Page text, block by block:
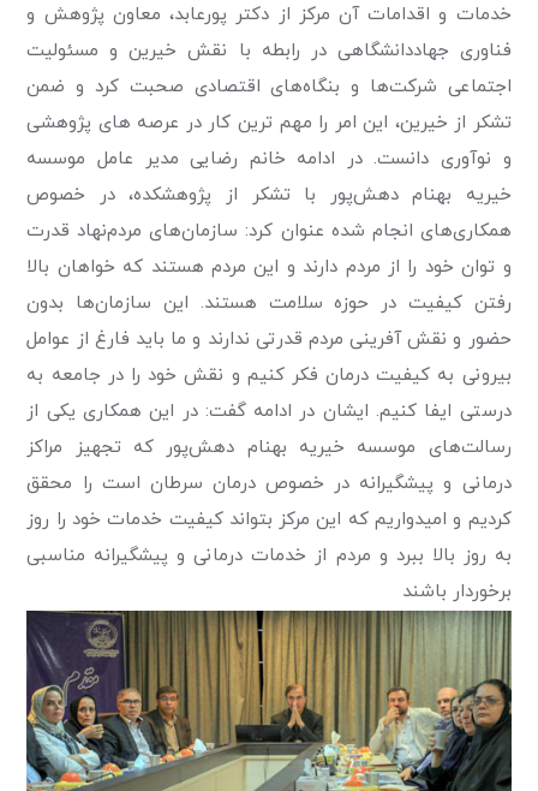
خدمات و اقدامات آن مرکز از دکتر پو‌رعابد، معاون پژوهش و
فناوری جهاددانشگاهی در رابطه با نقش خیرین و مسئولیت
اجتماعی شرکت‌ها و بنگاه‌های اقتصادی صحبت کرد و ضمن
تشکر از خیرین، این امر را مهم ترین کار در عرصه های پژوهشی
و نوآوری دانست. در ادامه خانم رضایی مدیر عامل موسسه
خیریه بهنام دهش‌پور با تشکر از پژوهشکده، در خصوص
همکاری‌های انجام شده عنوان کرد: سازمان‌های مردم‌نهاد قدرت
و توان خود را از مردم دارند و این مردم هستند که خواهان بالا
رفتن کیفیت در حوزه سلامت هستند. این سازمان‌ها بدون
حضور و نقش آفرینی مردم قدرتی ندارند و ما باید فارغ از عوامل
بیرونی به کیفیت درمان فکر کنیم و نقش خود را در جامعه به
درستی ایفا کنیم. ایشان در ادامه گفت: در این همکاری یکی از
رسالت‌های موسسه خیریه بهنام دهش‌پور که تجهیز مراکز
درمانی و پیشگیرانه در خصوص درمان سرطان است را محقق
کردیم و امیدواریم که این مرکز بتواند کیفیت خدمات خود را روز
به روز بالا ببرد و مردم از خدمات درمانی و پیشگیرانه مناسبی
برخوردار باشند